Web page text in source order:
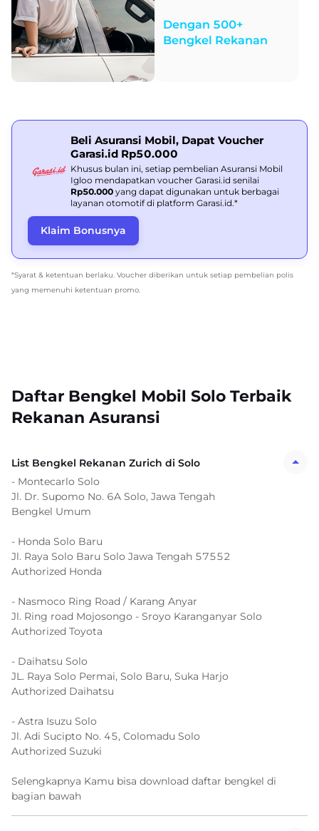
Dengan 500+
Bengkel Rekanan
Beli Asuransi Mobil, Dapat Voucher
Garasi.id Rp50.000
Khusus bulan ini, setiap pembelian Asuransi Mobil
Igloo mendapatkan voucher Garasi.id senilai
Rp50.000 yang dapat digunakan untuk berbagai
layanan otomotif di platform Garasi.id.*
Klaim Bonusnya
*Syarat & ketentuan berlaku. Voucher diberikan untuk setiap pembelian polis
yang memenuhi ketentuan promo.
Daftar Bengkel Mobil Solo Terbaik
Rekanan Asuransi
List Bengkel Rekanan Zurich di Solo
- Montecarlo Solo
Jl. Dr. Supomo No. 6A Solo, Jawa Tengah
Bengkel Umum
- Honda Solo Baru
Jl. Raya Solo Baru Solo Jawa Tengah 57552
Authorized Honda
- Nasmoco Ring Road / Karang Anyar
Jl. Ring road Mojosongo - Sroyo Karanganyar Solo
Authorized Toyota
- Daihatsu Solo
JL. Raya Solo Permai, Solo Baru, Suka Harjo
Authorized Daihatsu
- Astra Isuzu Solo
Jl. Adi Sucipto No. 45, Colomadu Solo
Authorized Suzuki
Selengkapnya Kamu bisa download daftar bengkel di
bagian bawah